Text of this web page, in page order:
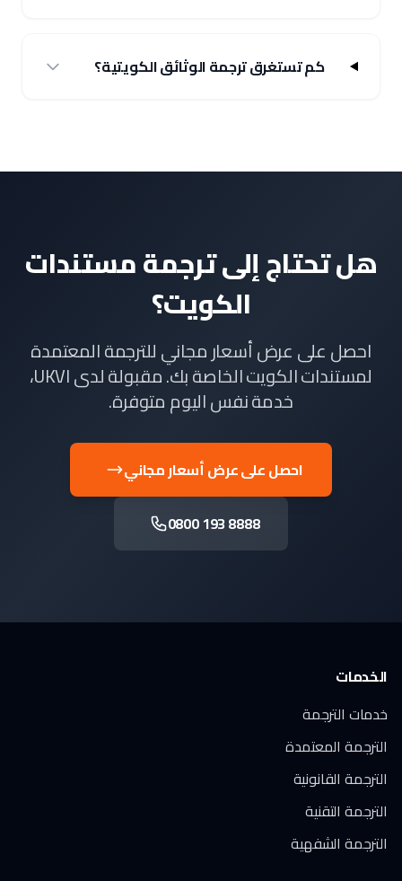
كم تستغرق ترجمة الوثائق الكويتية؟
هل تحتاج إلى ترجمة مستندات
الكويت؟
احصل على عرض أسعار مجاني للترجمة المعتمدة
لمستندات الكويت الخاصة بك. مقبولة لدى UKVI،
خدمة نفس اليوم متوفرة.
احصل على عرض أسعار مجاني
0800 193 8888
الخدمات
خدمات الترجمة
الترجمة المعتمدة
الترجمة القانونية
الترجمة التقنية
الترجمة الشفهية